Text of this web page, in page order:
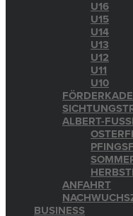
U16
U15
U14
U13
U12
U11
U10
ALBERT-
ANFAHRT
BUSINESS